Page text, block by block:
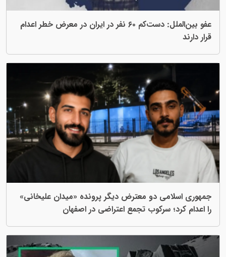
عفو بین‌الملل: دست‌کم ۶۰ نفر در ایران در معرض خطر اعدام
قرار دارند
جمهوری اسلامی دو معترض دیگر پرونده «میدان علیخانی»
را اعدام کرد؛ سرکوب تجمع اعتراضی در اصفهان